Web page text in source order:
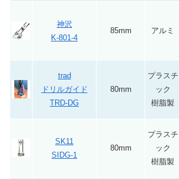
神沢
K-801-4
85mm アルミ
trad
ドリルガイド
TRD-DG
80mm
プラスチ
ック
樹脂製
SK11
SIDG-1
80mm
プラスチ
ック
樹脂製